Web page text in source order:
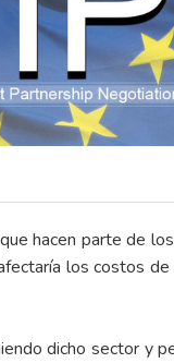
hacen parte de
los costos
dicho sector y